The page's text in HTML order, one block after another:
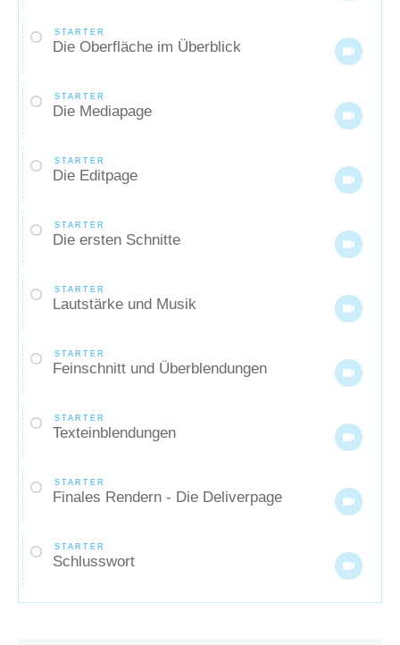
STARTER
Die Oberfläche im Überblick
STARTER
Die Mediapage
STARTER
Die Editpage
STARTER
Die ersten Schnitte
STARTER
Lautstärke und Musik
STARTER
Feinschnitt und Überblendungen
STARTER
Texteinblendungen
STARTER
Finales Rendern - Die Deliverpage
STARTER
Schlusswort